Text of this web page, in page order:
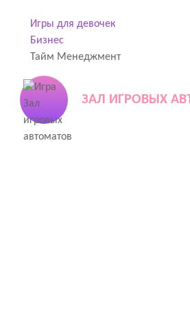
Игры для девочек
Бизнес
Тайм Менеджмент
ЗАЛ ИГРОВЫХ